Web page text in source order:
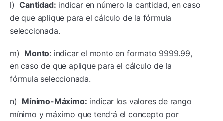
l)Cantidad: indicar en número la cantidad, en caso
de que aplique para el cálculo de la fórmula
seleccionada.
m) Monto: indicar el monto en formato 9999.99,
en caso de que aplique para el cálculo de la
fórmula seleccionada.
n) Mínimo-Máximo: indicar los valores de rango
mínimo y máximo que tendrá el concepto por